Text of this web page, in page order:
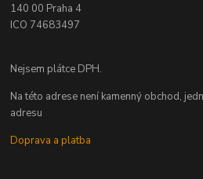
140 00 Praha 4
ICO 74683497
Nejsem plátce DPH.
Na této adrese není kamenný obchod,
adresu
Doprava a platba